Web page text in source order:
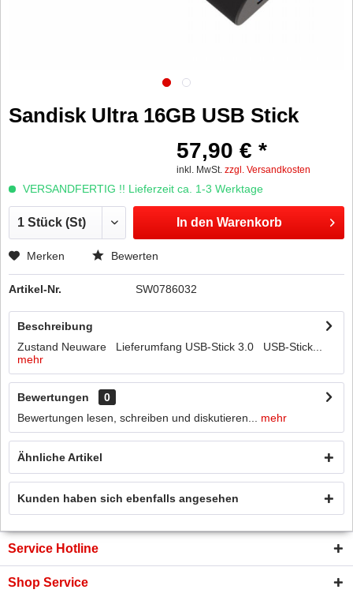
Sandisk Ultra 16GB USB Stick
57,90 € *
inkl. MwSt. zzgl. Versandkosten
VERSANDFERTIG !! Lieferzeit ca. 1-3 Werktage
In den Warenkorb
Merken Bewerten
Artikel-Nr. SW0786032
Beschreibung
Zustand Neuware Lieferumfang USB-Stick 3.0 USB-Stick...
mehr
Bewertungen
0
Bewertungen lesen, schreiben und diskutieren...
mehr
Ähnliche Artikel
Kunden haben sich ebenfalls angesehen
Service Hotline
Shop Service